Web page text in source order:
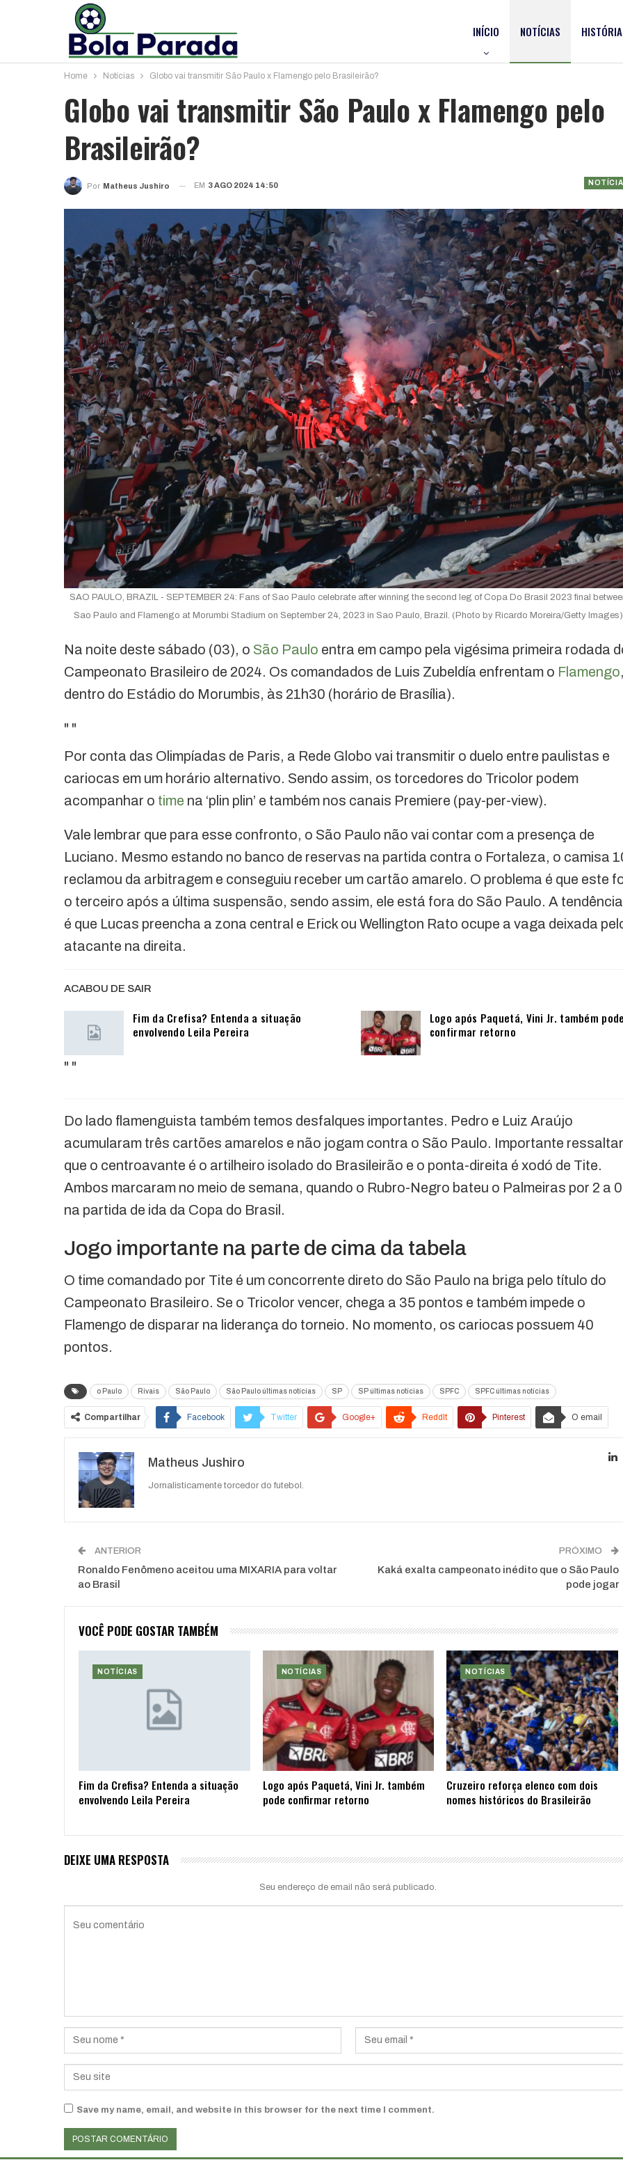
INÍCIO NOTÍCIAS HISTÓRIA
Home Notícias Globo vai transmitir São Paulo x Flamengo pelo Brasileirão?
Globo vai transmitir São Paulo x Flamengo pelo
Brasileirão?
Por Matheus Jushiro EM 3 AGO 2024 14:50
SAO PAULO, BRAZIL - SEPTEMBER 24: Fans of Sao Paulo celebrate after winning the second leg of Copa Do Brasil 2023 final
Sao Paulo and Flamengo at Morumbi Stadium on September 24, 2023 in Sao Paulo, Brazil. (Photo by Ricardo Moreira/Getty Images)
Na noite deste sábado (03), o São Paulo entra em campo pela vigésima primeira rodada
Campeonato Brasileiro de 2024. Os comandados de Luis Zubeldía enfrentam o Flamengo,
dentro do Estádio do Morumbis, às 21h30 (horário de Brasília).
" "
Por conta das Olimpíadas de Paris, a Rede Globo vai transmitir o duelo entre paulistas e
cariocas em um horário alternativo. Sendo assim, os torcedores do Tricolor podem
acompanhar o time na ‘plin plin’ e também nos canais Premiere (pay-per-view).
Vale lembrar que para esse confronto, o São Paulo não vai contar com a presença de
Luciano. Mesmo estando no banco de reservas na partida contra o Fortaleza, o camisa
reclamou da arbitragem e conseguiu receber um cartão amarelo. O problema é que este
o terceiro após a última suspensão, sendo assim, ele está fora do São Paulo. A tendência
é que Lucas preencha a zona central e Erick ou Wellington Rato ocupe a vaga deixada
atacante na direita.
ACABOU DE SAIR
Fim da Crefisa? Entenda a situação
envolvendo Leila Pereira
" "
Logo após Paquetá, Vini Jr. também pode
confirmar retorno
Do lado flamenguista também temos desfalques importantes. Pedro e Luiz Araújo
acumularam três cartões amarelos e não jogam contra o São Paulo. Importante ressaltar
que o centroavante é o artilheiro isolado do Brasileirão e o ponta-direita é xodó de Tite.
Ambos marcaram no meio de semana, quando o Rubro-Negro bateu o Palmeiras por 2 a
na partida de ida da Copa do Brasil.
Jogo importante na parte de cima da tabela
O time comandado por Tite é um concorrente direto do São Paulo na briga pelo título do
Campeonato Brasileiro. Se o Tricolor vencer, chega a 35 pontos e também impede o
Flamengo de disparar na liderança do torneio. No momento, os cariocas possuem 40
pontos.
o Paulo Rivais São Paulo São Paulo últimas notícias SP SP últimas notícias SPFC SPFC últimas notícias
Compartilhar Facebook Twitter Google+ ReddIt Pinterest O email
Matheus Jushiro
Jornalisticamente torcedor do futebol.
ANTERIOR
Ronaldo Fenômeno aceitou uma MIXARIA para voltar
ao Brasil
PRÓXIMO
Kaká exalta campeonato inédito que o São Paulo
pode jogar
VOCÊ PODE GOSTAR TAMBÉM
NOTÍCIAS
Fim da Crefisa? Entenda a situação
envolvendo Leila Pereira
NOTÍCIAS
Logo após Paquetá, Vini Jr. também
pode confirmar retorno
NOTÍCIAS
Cruzeiro reforça elenco com dois
nomes históricos do Brasileirão
DEIXE UMA RESPOSTA
Seu endereço de email não será publicado.
Save my name, email, and website in this browser for the next time I comment.